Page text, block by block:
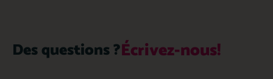
Des questions ?Écrivez-nous!